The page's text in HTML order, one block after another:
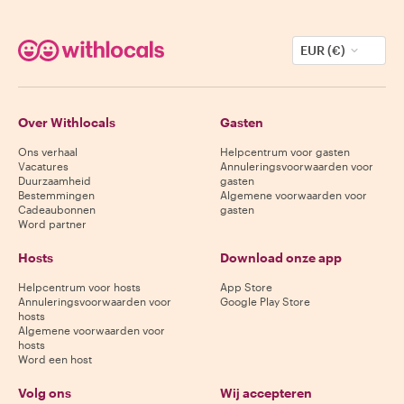
EUR (€)
Over Withlocals
Ons verhaal
Vacatures
Duurzaamheid
Bestemmingen
Cadeaubonnen
Word partner
Gasten
Helpcentrum voor gasten
Annuleringsvoorwaarden voor
gasten
Algemene voorwaarden voor
gasten
Hosts
Helpcentrum voor hosts
Annuleringsvoorwaarden voor
hosts
Algemene voorwaarden voor
hosts
Word een host
Download onze app
App Store
Google Play Store
Volg ons Wij accepteren